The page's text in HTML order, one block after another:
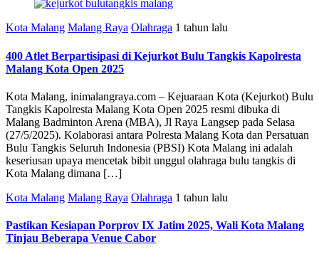
Kota Malang Malang Raya Olahraga 1 tahun lalu
400 Atlet Berpartisipasi di Kejurkot Bulu Tangkis Kapolresta
Malang Kota Open 2025
Kota Malang, inimalangraya.com – Kejuaraan Kota (Kejurkot) Bulu
Tangkis Kapolresta Malang Kota Open 2025 resmi dibuka di
Malang Badminton Arena (MBA), Jl Raya Langsep pada Selasa
(27/5/2025). Kolaborasi antara Polresta Malang Kota dan Persatuan
Bulu Tangkis Seluruh Indonesia (PBSI) Kota Malang ini adalah
keseriusan upaya mencetak bibit unggul olahraga bulu tangkis di
Kota Malang dimana […]
Kota Malang Malang Raya Olahraga 1 tahun lalu
Pastikan Kesiapan Porprov IX Jatim 2025, Wali Kota Malang
Tinjau Beberapa Venue Cabor